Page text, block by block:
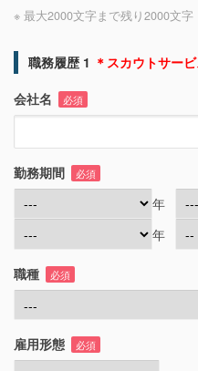
※ 最大2000文字まで残り2000文字
職務履歴 1 ＊スカウトサー
会社名
必須
勤務期間 必須
年
年
職種 必須
雇用形態 必須